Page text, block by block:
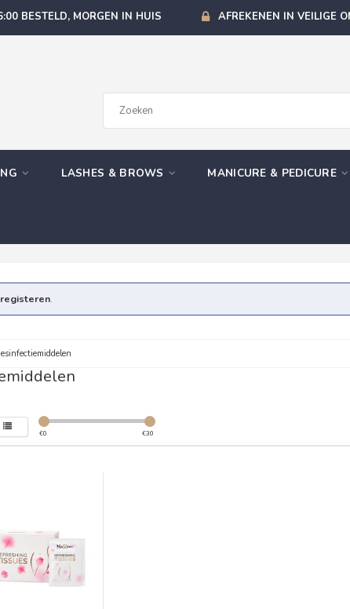
BESTELD, MORGEN IN HUIS AFREKENEN IN VEILIGE
LASHES & BROWS MANICURE & PEDICURE
registeren.
€0 €30